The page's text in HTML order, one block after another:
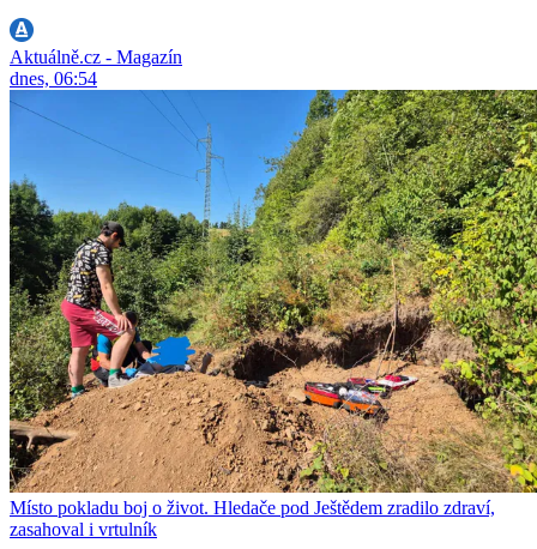
Aktuálně.cz - Magazín
dnes, 06:54
Místo pokladu boj o život. Hledače pod Ještědem zradilo zdraví,
zasahoval i vrtulník